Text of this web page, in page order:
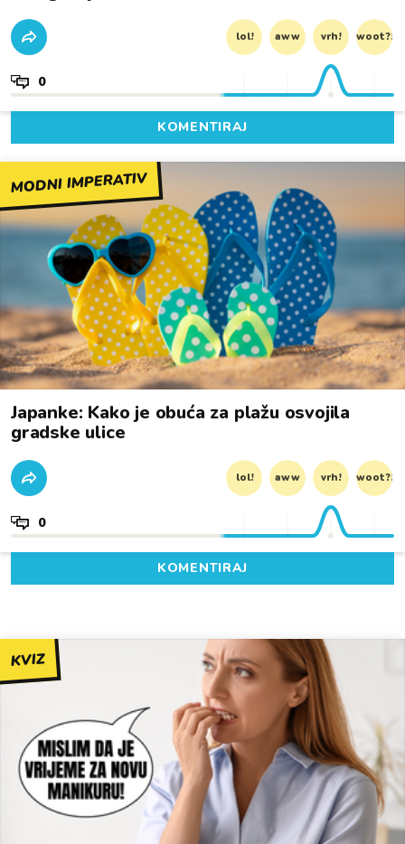
lol! aww vrh! woot?!
0
KOMENTIRAJ
MODNI IMPERATIV
Japanke: Kako je obuća za plažu osvojila
gradske ulice
lol! aww vrh! woot?!
0
KOMENTIRAJ
KVIZ